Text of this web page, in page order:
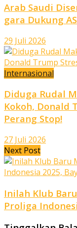
Arab Saudi
gara Dukung
29 Juli 2026
Internasional
Diduga Rudal
Kokoh, Donald
Perang Stop!
27 Juli 2026
Next Post
Inilah Klub
Proliga